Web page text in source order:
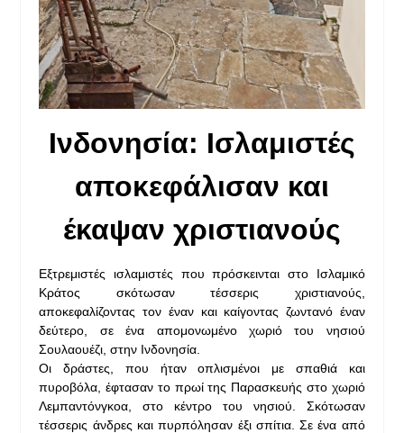
Ινδονησία: Ισλαμιστές
αποκεφάλισαν και
έκαψαν χριστιανούς
Εξτρεμιστές ισλαμιστές που πρόσκεινται στο Ισλαμικό
Κράτος σκότωσαν τέσσερις χριστιανούς,
αποκεφαλίζοντας τον έναν και καίγοντας ζωντανό έναν
δεύτερο, σε ένα απομονωμένο χωριό του νησιού
Σουλαουέζι, στην Ινδονησία.
Οι δράστες, που ήταν οπλισμένοι με σπαθιά και
πυροβόλα, έφτασαν το πρωί της Παρασκευής στο χωριό
Λεμπαντόνγκοα, στο κέντρο του νησιού. Σκότωσαν
τέσσερις άνδρες και πυρπόλησαν έξι σπίτια. Σε ένα από